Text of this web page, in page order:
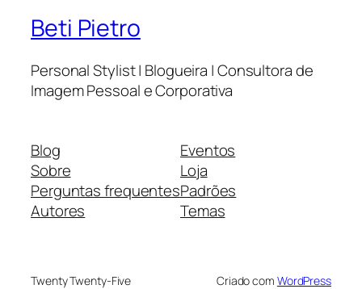
Beti Pietro
Personal Stylist | Blogueira | Consultora de
Imagem Pessoal e Corporativa
Blog
Sobre
Perguntas frequentes
Autores
Eventos
Loja
Padrões
Temas
Twenty Twenty-Five Criado com WordPress